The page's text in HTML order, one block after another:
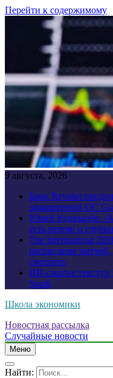
Перейти к содержимому
9 августа, 2026
Банк Revolut
защищенной ОС
Юрий Кушнарёв:
есть резерв и
The International
расписание
смотреть
ИИ-сжатие текстур
Spark
Школа экономики
Новостная рассылка
Случайные новости
Меню
Найти: